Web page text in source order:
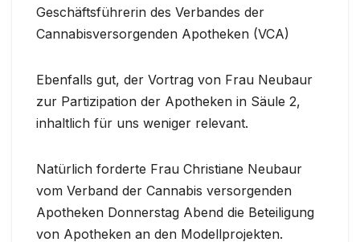
Geschäftsführerin des Verbandes der
Cannabisversorgenden Apotheken (VCA)
Ebenfalls gut, der Vortrag von Frau Neubaur
zur Partizipation der Apotheken in Säule 2,
inhaltlich für uns weniger relevant.
Natürlich forderte Frau Christiane Neubaur
vom Verband der Cannabis versorgenden
Apotheken Donnerstag Abend die Beteiligung
von Apotheken an den Modellprojekten.